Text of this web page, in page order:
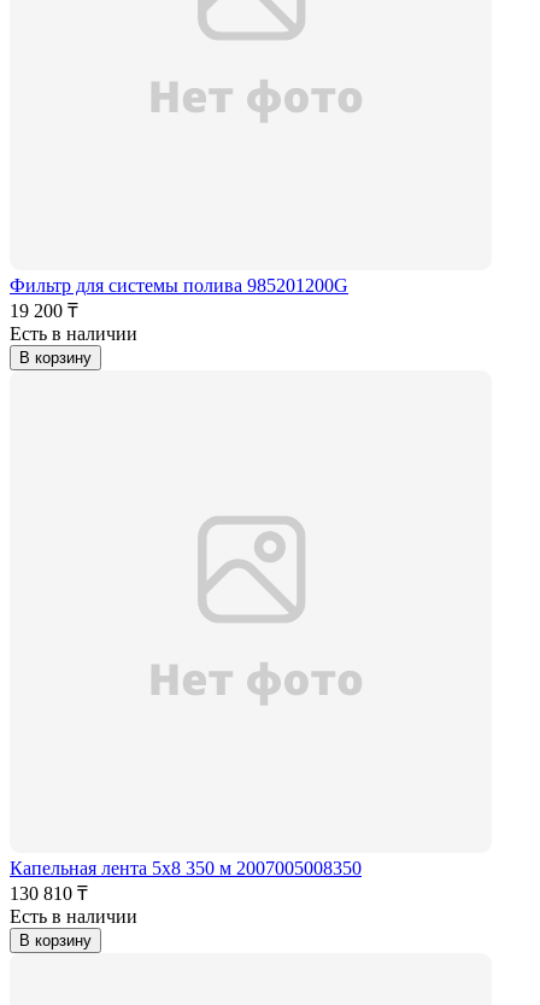
Фильтр для системы полива 985201200G
19 200 ₸
Есть в наличии
В корзину
Капельная лента 5x8 350 м 2007005008350
130 810 ₸
Есть в наличии
В корзину